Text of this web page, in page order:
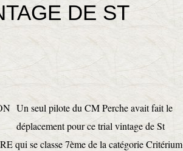
DE ST
Un seul pilote du CM Perche avait fait le
déplacement pour ce trial vintage de St
qui se classe 7ème de la catégorie Critérium